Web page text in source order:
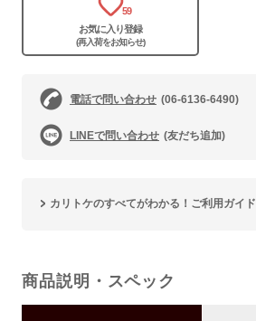
59
お気に入り登録
(再入荷をお知らせ)
電話で問い合わせ (06-6136-6490)
LINEで問い合わせ (友だち追加)
カリトケのすべてがわかる！ご利用ガイド
商品説明・スペック